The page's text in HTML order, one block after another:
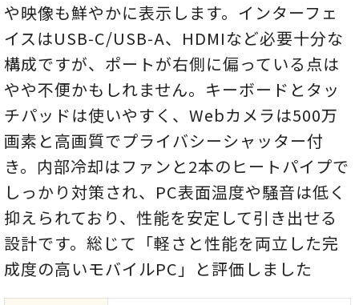
や映像も鮮やかに表示します。インターフェ
イスはUSB‑C/USB‑A、HDMIなど必要十分な
構成ですが、ポートが右側に偏っている点は
やや不便かもしれません。キーボードとタッ
チパッドは使いやすく、Webカメラは500万
画素と高画質でプライバシーシャッター付
き。内部冷却はファンと2本のヒートパイプで
しっかり対策され、PC表面温度や騒音は低く
抑えられており、性能を安定して引き出せる
設計です。総じて「軽さと性能を両立した完
成度の高いモバイルPC」と評価しました